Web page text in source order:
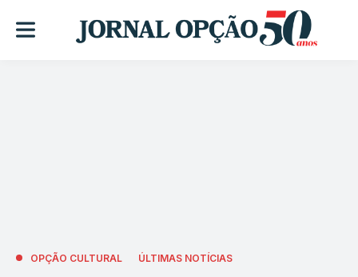
OPÇÃO CULTURAL ÚLTIMAS NOTÍCIAS